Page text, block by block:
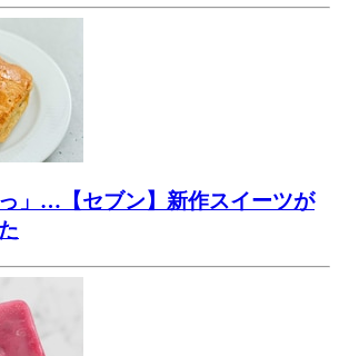
」…【セブン】新作スイーツが